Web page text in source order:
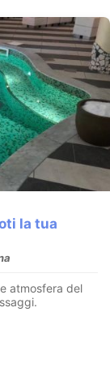
la tua
atmosfera del